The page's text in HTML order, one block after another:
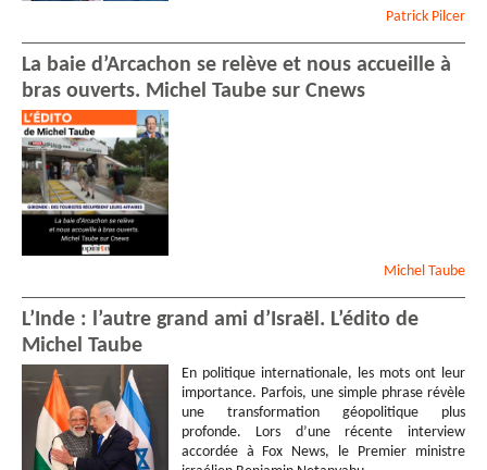
Patrick Pilcer
La baie d’Arcachon se relève et nous accueille à
bras ouverts. Michel Taube sur Cnews
Michel Taube
L’Inde : l’autre grand ami d’Israël. L’édito de
Michel Taube
En politique internationale, les mots ont leur
importance. Parfois, une simple phrase révèle
une transformation géopolitique plus
profonde. Lors d’une récente interview
accordée à Fox News, le Premier ministre